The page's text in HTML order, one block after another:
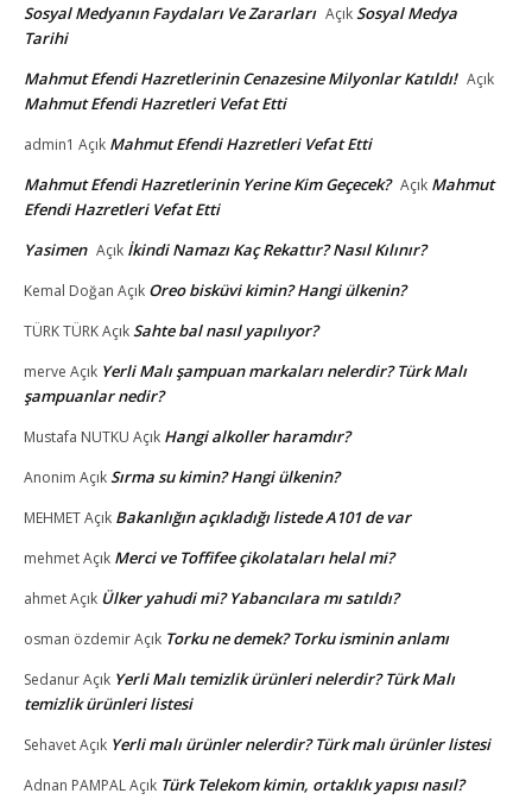
Sosyal Medyanın Faydaları Ve Zararları AçıkSosyal Medya
Tarihi
Mahmut Efendi Hazretlerinin Cenazesine Milyonlar Katıldı! Açık
Mahmut Efendi Hazretleri Vefat Etti
admin1 Açık Mahmut Efendi Hazretleri Vefat Etti
Mahmut Efendi Hazretlerinin Yerine Kim Geçecek? Açık Mahmut
Efendi Hazretleri Vefat Etti
Yasimen Açık İkindi Namazı Kaç Rekattır? Nasıl Kılınır?
Kemal Doğan Açık Oreo bisküvi kimin? Hangi ülkenin?
TÜRK TÜRKAçıkSahte bal nasıl yapılıyor?
merve Açık Yerli Malı şampuan markaları nelerdir? Türk Malı
şampuanlar nedir?
Mustafa NUTKU Açık Hangi alkoller haramdır?
Anonim AçıkSırma su kimin? Hangi ülkenin?
MEHMETAçık Bakanlığın açıkladığı listede A101 de var
mehmetAçık Merci ve Toffifee çikolataları helal mi?
ahmetAçık Ülker yahudi mi? Yabancılara mı satıldı?
osman özdemirAçık Torku ne demek? Torku isminin anlamı
SedanurAçık Yerli Malı temizlik ürünleri nelerdir? Türk Malı
temizlik ürünleri listesi
SehavetAçık Yerli malı ürünler nelerdir? Türk malı ürünler listesi
Adnan PAMPALAçık Türk Telekom kimin, ortaklık yapısı nasıl?